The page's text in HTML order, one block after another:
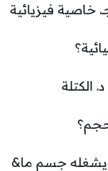
فيزيائية
الكتلة
جسم ما&